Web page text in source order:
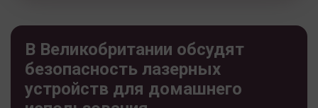
В Великобритании обсудят
безопасность лазерных
устройств для домашнего